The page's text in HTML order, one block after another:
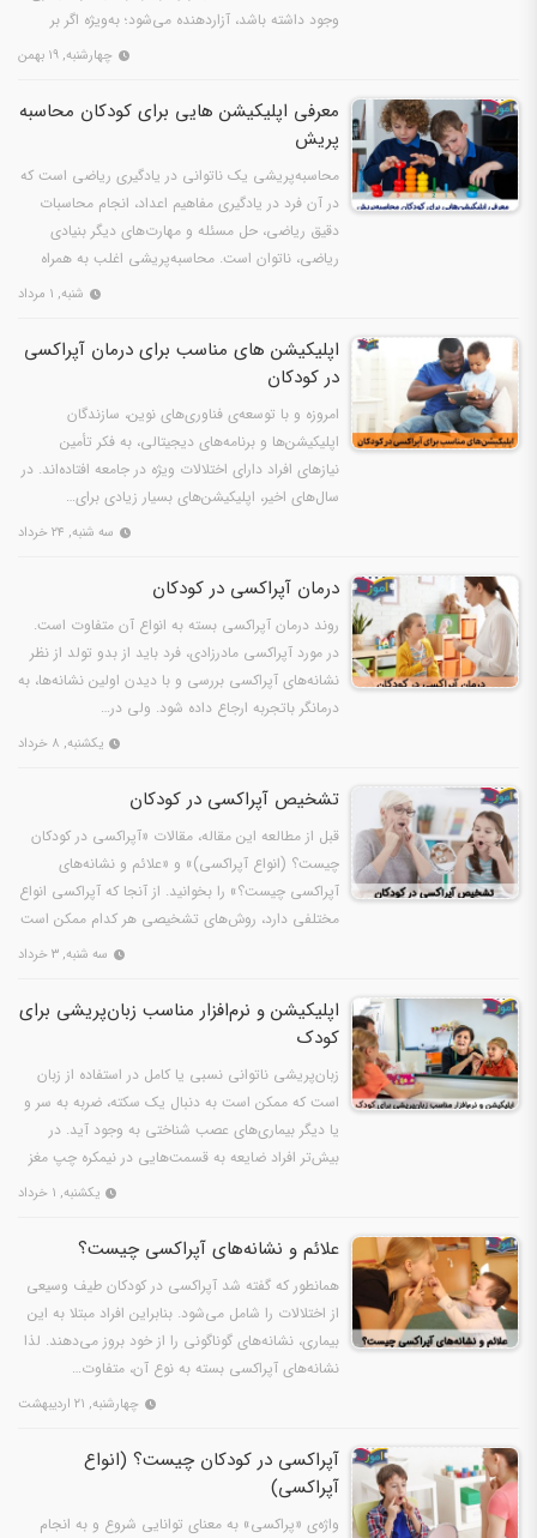
وجود داشته باشد، آزاردهنده می‌شود؛ به‌ویژه اگر بر
چهارشنبه, ۱۹ بهمن
معرفی اپلیکیشن هایی برای کودکان محاسبه
پریش
محاسبه‌پریشی یک ناتوانی در یادگیری ریاضی است که
در آن فرد در یادگیری مفاهیم اعداد، انجام محاسبات
دقیق ریاضی، حل مسئله و مهارت‌های دیگر بنیادی
ریاضی، ناتوان است. محاسبه‌پریشی اغلب به همراه
شنبه, ۱ مرداد
اپلیکیشن‌ های مناسب برای درمان آپراکسی
در کودکان
امروزه و با توسعه‌ی فناوری‌های نوین، سازندگان
اپلیکیشن‌ها و برنامه‌های دیجیتالی، به فکر تأمین
نیازهای افراد دارای اختلالات ویژه در جامعه افتاده‌اند. در
سال‌های اخیر، اپلیکیشن‌های بسیار زیادی برای…
سه شنبه, ۲۴ خرداد
درمان آپراکسی در کودکان
روند درمان آپراکسی بسته به انواع آن متفاوت است.
در مورد آپراکسی مادرزادی، فرد باید از بدو تولد از نظر
نشانه‌های آپراکسی بررسی و با دیدن اولین نشانه‌ها، به
درمانگر باتجربه ارجاع داده شود. ولی در…
یکشنبه, ۸ خرداد
تشخیص آپراکسی در کودکان
قبل از مطالعه این مقاله، مقالات «آپراکسی در کودکان
چیست؟ (انواع آپراکسی)» و «علائم و نشانه‌های
آپراکسی چیست؟» را بخوانید. از آنجا که آپراکسی انواع
مختلفی دارد، روش‌های تشخیصی هر کدام ممکن است
سه شنبه, ۳ خرداد
اپلیکیشن و نرم‌افزار مناسب زبان‌پریشی برای
کودک
زبان‌پریشی ناتوانی نسبی یا کامل در استفاده از زبان
است که ممکن است به دنبال یک سکته، ضربه به سر و
یا دیگر بیماری‌های عصب شناختی به وجود آید. در
بیش‌تر افراد ضایعه به قسمت‌هایی در نیمکره چپ مغز
یکشنبه, ۱ خرداد
علائم و نشانه‌های آپراکسی چیست؟
همانطور که گفته شد آپراکسی در کودکان طیف وسیعی
از اختلالات را شامل می‌شود. بنابراین افراد مبتلا به این
بیماری، نشانه‌های گوناگونی را از خود بروز می‌دهند. لذا
نشانه‌های آپراکسی بسته به نوع آن، متفاوت…
چهارشنبه, ۲۱ اردیبهشت
آپراکسی در کودکان چیست؟ (انواع
آپراکسی)
واژه‌ی «پراکسی» به معنای توانایی شروع و به انجام